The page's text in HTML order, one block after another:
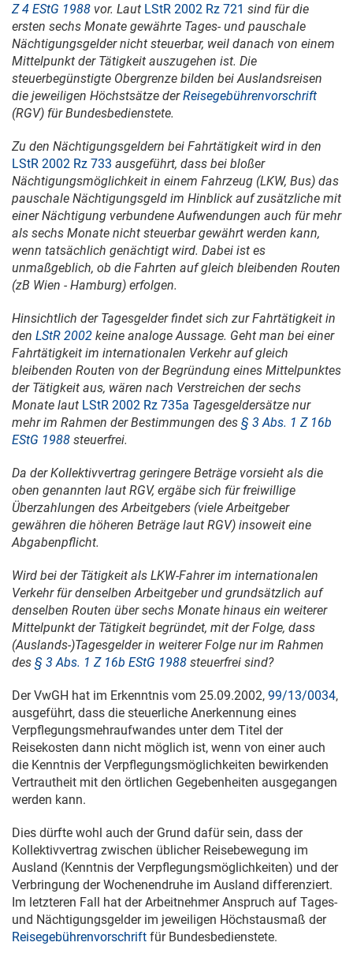
Z 4 EStG 1988 vor. Laut LStR 2002 Rz 721 sind für die
ersten sechs Monate gewährte Tages- und pauschale
Nächtigungsgelder nicht steuerbar, weil danach von einem
Mittelpunkt der Tätigkeit auszugehen ist. Die
steuerbegünstigte Obergrenze bilden bei Auslandsreisen
die jeweiligen Höchstsätze derReisegebührenvorschrift
(RGV) für Bundesbedienstete.
Zu den Nächtigungsgeldern bei Fahrtätigkeit wird in den
LStR 2002 Rz 733 ausgeführt, dass bei bloßer
Nächtigungsmöglichkeit in einem Fahrzeug (LKW, Bus) das
pauschale Nächtigungsgeld im Hinblick auf zusätzliche mit
einer Nächtigung verbundene Aufwendungen auch für mehr
als sechs Monate nicht steuerbar gewährt werden kann,
wenn tatsächlich genächtigt wird. Dabei ist es
unmaßgeblich, ob die Fahrten auf gleich bleibenden Routen
(zB Wien - Hamburg) erfolgen.
Hinsichtlich der Tagesgelder findet sich zur Fahrtätigkeit in
den LStR 2002 keine analoge Aussage. Geht man bei einer
Fahrtätigkeit im internationalen Verkehr auf gleich
bleibenden Routen von der Begründung eines Mittelpunktes
der Tätigkeit aus, wären nach Verstreichen der sechs
Monate laut LStR 2002 Rz 735a Tagesgeldersätze nur
mehr im Rahmen der Bestimmungen des § 3 Abs. 1 Z 16b
EStG 1988 steuerfrei.
Da der Kollektivvertrag geringere Beträge vorsieht als die
oben genannten laut RGV, ergäbe sich für freiwillige
Überzahlungen des Arbeitgebers (viele Arbeitgeber
gewähren die höheren Beträge laut RGV) insoweit eine
Abgabenpflicht.
Wird bei der Tätigkeit als LKW-Fahrer im internationalen
Verkehr für denselben Arbeitgeber und grundsätzlich auf
denselben Routen über sechs Monate hinaus ein weiterer
Mittelpunkt der Tätigkeit begründet, mit der Folge, dass
(Auslands-)Tagesgelder in weiterer Folge nur im Rahmen
des § 3 Abs. 1 Z 16b EStG 1988 steuerfrei sind?
Der VwGH hat im Erkenntnis vom 25.09.2002, 99/13/0034,
ausgeführt, dass die steuerliche Anerkennung eines
Verpflegungsmehraufwandes unter dem Titel der
Reisekosten dann nicht möglich ist, wenn von einer auch
die Kenntnis der Verpflegungsmöglichkeiten bewirkenden
Vertrautheit mit den örtlichen Gegebenheiten ausgegangen
werden kann.
Dies dürfte wohl auch der Grund dafür sein, dass der
Kollektivvertrag zwischen üblicher Reisebewegung im
Ausland (Kenntnis der Verpflegungsmöglichkeiten) und der
Verbringung der Wochenendruhe im Ausland differenziert.
Im letzteren Fall hat der Arbeitnehmer Anspruch auf Tages-
und Nächtigungsgelder im jeweiligen Höchstausmaß der
Reisegebührenvorschrift für Bundesbedienstete.